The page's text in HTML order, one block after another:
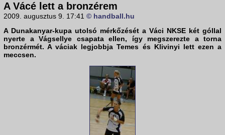
A Vácé lett a bronzérem
2009. augusztus 9. 17:41 © handball.hu
A Dunakanyar-kupa utolsó mérkőzését a Váci NKSE két góllal
nyerte a Vágsellye csapata ellen, így megszerezte a torna
bronzérmét. A váciak legjobbja Temes és Klivinyi lett ezen a
meccsen.